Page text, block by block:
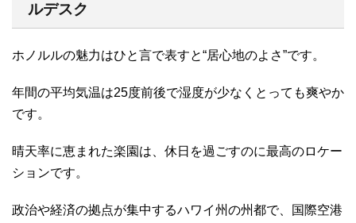
ルデスク
ホノルルの魅力はひと言で表すと“居心地のよさ”です。
年間の平均気温は25度前後で湿度が少なくとっても爽やか
です。
晴天率に恵まれた楽園は、休日を過ごすのに最高のロケー
ションです。
政治や経済の拠点が集中するハワイ州の州都で、国際空港